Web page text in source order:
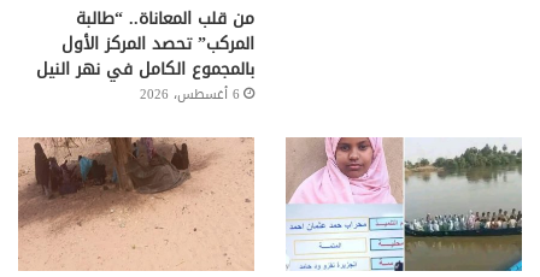
من قلب المعاناة.. “طالبة
المركب” تحصد المركز الأول
بالمجموع الكامل في نهر النيل
6 أغسطس، 2026